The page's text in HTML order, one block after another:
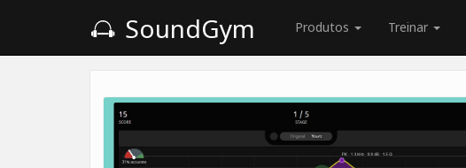
SoundGym Produtos Treinar